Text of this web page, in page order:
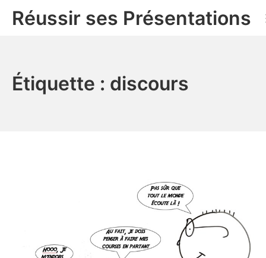
Réussir ses Présentations
Étiquette : discours